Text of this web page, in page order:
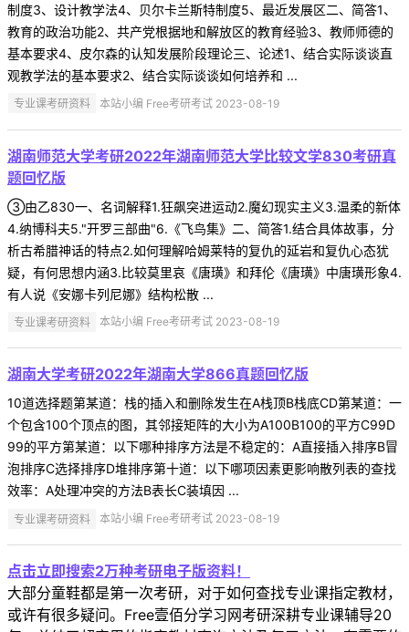
制度3、设计教学法4、贝尔卡兰斯特制度5、最近发展区二、简答1、
教育的政治功能2、共产党根据地和解放区的教育经验3、教师师德的
基本要求4、皮尔森的认知发展阶段理论三、论述1、结合实际谈谈直
观教学法的基本要求2、结合实际谈谈如何培养和 ...
专业课考研资料 本站小编 Free考研考试 2023-08-19
湖南师范大学考研2022年湖南师范大学比较文学830考研真
题回忆版
③由乙830一、名词解释1.狂飙突进运动2.魔幻现实主义3.温柔的新体
4.纳博科夫5."开罗三部曲"6.《飞鸟集》二、简答1.结合具体故事，分
析古希腊神话的特点2.如何理解哈姆莱特的复仇的延岩和复仇心态犹
疑，有何思想内涵3.比较莫里哀《唐璜》和拜伦《唐璜》中唐璜形象4.
有人说《安娜卡列尼娜》结构松散 ...
专业课考研资料 本站小编 Free考研考试 2023-08-19
湖南大学考研2022年湖南大学866真题回忆版
10道选择题第某道：栈的插入和删除发生在A栈顶B栈底CD第某道：一
个包含100个顶点的图，其邻接矩阵的大小为A100B100的平方C99D
99的平方第某道：以下哪种排序方法是不稳定的：A直接插入排序B冒
泡排序C选择排序D堆排序第十道：以下哪项因素更影响散列表的查找
效率：A处理冲突的方法B表长C装填因 ...
专业课考研资料 本站小编 Free考研考试 2023-08-19
点击立即搜索2万种考研电子版资料！
大部分童鞋都是第一次考研，对于如何查找专业课指定教材，
或许有很多疑问。Free壹佰分学习网考研深耕专业课辅导20